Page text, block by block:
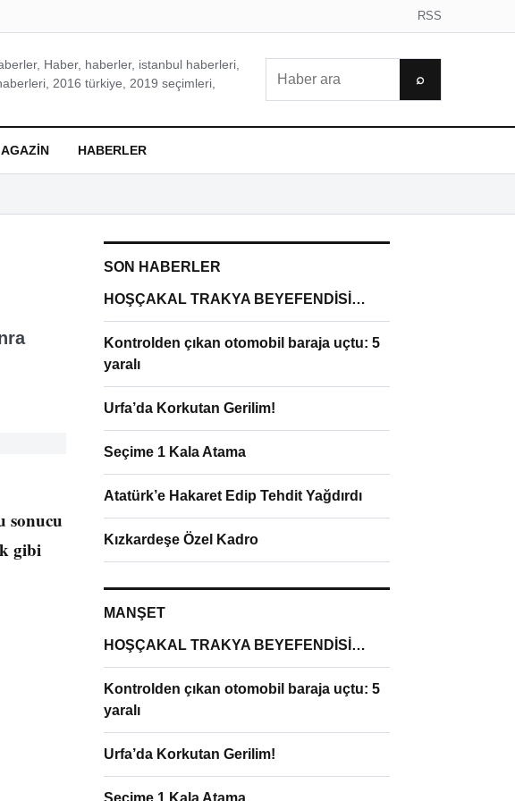
RSS
Haber, haberler, istanbul haberleri,
2016 türkiye, 2019 seçimleri,
⌕
HABERLER
sonucu
gibi
SON HABERLER
HOŞÇAKAL TRAKYA BEYEFENDİSİ…
Kontrolden çıkan otomobil baraja uçtu: 5
yaralı
Urfa’da Korkutan Gerilim!
Seçime 1 Kala Atama
Atatürk’e Hakaret Edip Tehdit Yağdırdı
Kızkardeşe Özel Kadro
MANŞET
HOŞÇAKAL TRAKYA BEYEFENDİSİ…
Kontrolden çıkan otomobil baraja uçtu: 5
yaralı
Urfa’da Korkutan Gerilim!
Seçime 1 Kala Atama